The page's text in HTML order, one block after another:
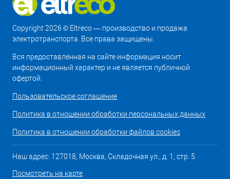
Copyright 2026 © Eltreco — производство и продажа
электротранспорта. Все права защищены.
Вся предоставленная на сайте информация носит
информационный характер и не является публичной
офертой.
Пользовательское соглашение
Политика в отношении обработки персональных данных
Политика в отношении обработки файлов cookies
Наш адрес: 127018, Москва, Складочная ул., д. 1, стр. 5
Посмотреть на карте